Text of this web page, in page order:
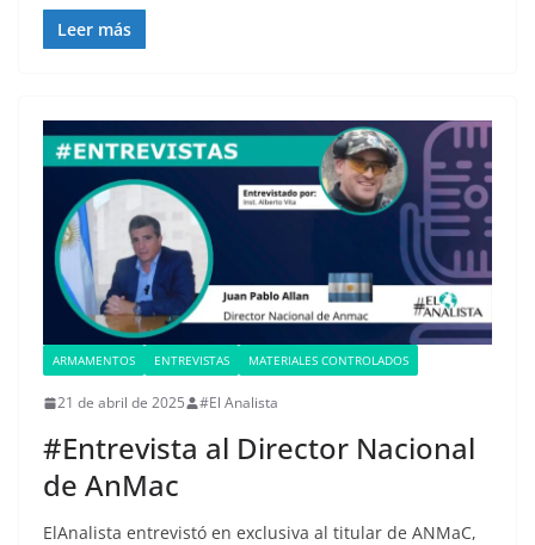
Leer más
ARMAMENTOS ENTREVISTAS MATERIALES CONTROLADOS
21 de abril de 2025 #El Analista
#Entrevista al Director Nacional
de AnMac
ElAnalista entrevistó en exclusiva al titular de ANMaC,